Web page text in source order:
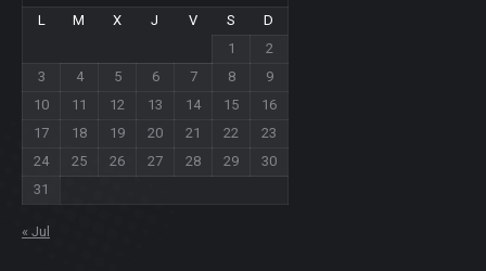
L
M X J V S
D
1
2
3
4 5 6 7 8
9
10
11 12 13 14 15
16
17
18 19 20 21 22
23
24
25 26 27 28 29
30
31
« Jul